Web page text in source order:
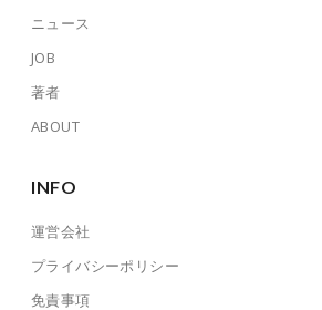
ニュース
JOB
著者
ABOUT
INFO
運営会社
プライバシーポリシー
免責事項